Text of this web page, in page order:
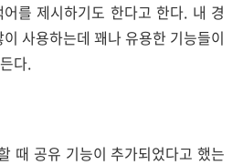
를 제시하기도 한다고 한다. 내 경
사용하는데 꽤나 유용한 기능들이
다.
때 공유 기능이 추가되었다고 했는